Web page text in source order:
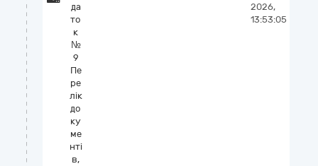
да
то
к
№
9
Пе
ре
лік
до
ку
ме
нті
в,
2026,
13:53:05